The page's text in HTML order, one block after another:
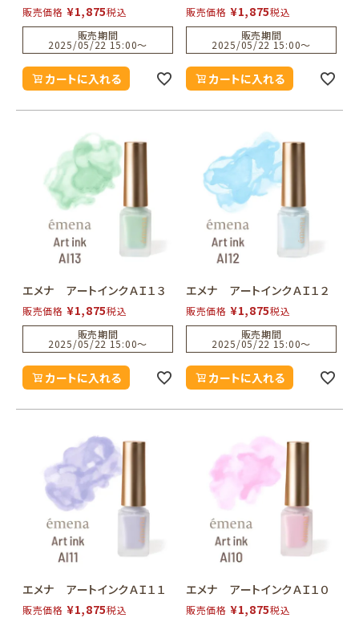
販売価格 ¥1,875税込
販売期間
2025/05/22 15:00〜
カートに入れる
販売価格 ¥1,875税込
販売期間
2025/05/22 15:00〜
カートに入れる
エメナ アートインクＡＩ１３
販売価格 ¥1,875税込
販売期間
2025/05/22 15:00〜
カートに入れる
エメナ アートインクＡＩ１２
販売価格 ¥1,875税込
販売期間
2025/05/22 15:00〜
カートに入れる
エメナ アートインクＡＩ１１
販売価格 ¥1,875税込
エメナ アートインクＡＩ１０
販売価格 ¥1,875税込